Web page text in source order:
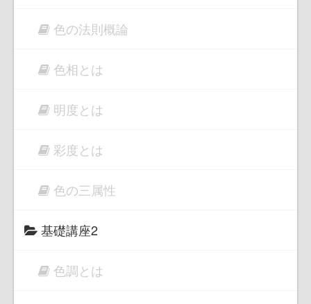
色の法則概論
色相とは
明度とは
彩度とは
色の三属性
基礎講座2
色調とは